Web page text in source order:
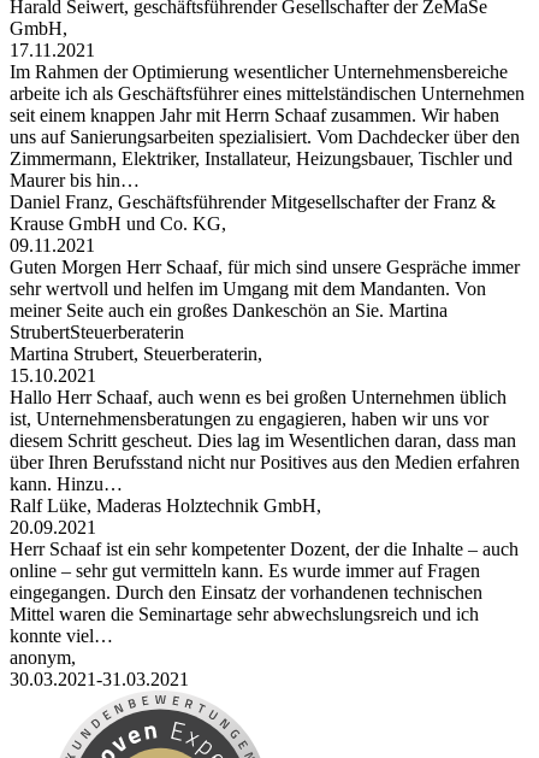
Harald Seiwert, geschäftsführender Gesellschafter der ZeMaSe
GmbH,
17.11.2021
Im Rahmen der Optimierung wesentlicher Unternehmensbereiche
arbeite ich als Geschäftsführer eines mittelständischen Unternehmen
seit einem knappen Jahr mit Herrn Schaaf zusammen. Wir haben
uns auf Sanierungsarbeiten spezialisiert. Vom Dachdecker über den
Zimmermann, Elektriker, Installateur, Heizungsbauer, Tischler und
Maurer bis hin…
Daniel Franz, Geschäftsführender Mitgesellschafter der Franz &
Krause GmbH und Co. KG,
09.11.2021
Guten Morgen Herr Schaaf, für mich sind unsere Gespräche immer
sehr wertvoll und helfen im Umgang mit dem Mandanten. Von
meiner Seite auch ein großes Dankeschön an Sie. Martina
StrubertSteuerberaterin
Martina Strubert, Steuerberaterin,
15.10.2021
Hallo Herr Schaaf, auch wenn es bei großen Unternehmen üblich
ist, Unternehmensberatungen zu engagieren, haben wir uns vor
diesem Schritt gescheut. Dies lag im Wesentlichen daran, dass man
über Ihren Berufsstand nicht nur Positives aus den Medien erfahren
kann. Hinzu…
Ralf Lüke, Maderas Holztechnik GmbH,
20.09.2021
Herr Schaaf ist ein sehr kompetenter Dozent, der die Inhalte – auch
online – sehr gut vermitteln kann. Es wurde immer auf Fragen
eingegangen. Durch den Einsatz der vorhandenen technischen
Mittel waren die Seminartage sehr abwechslungsreich und ich
konnte viel…
anonym,
30.03.2021-31.03.2021